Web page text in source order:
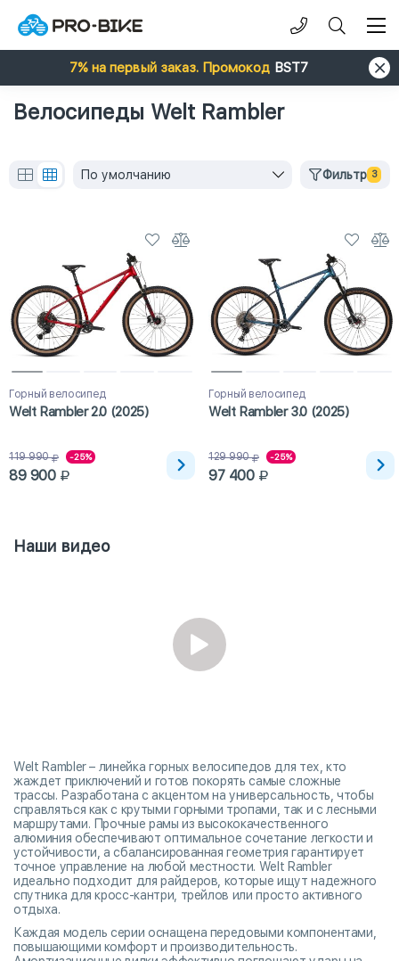
7% на первый заказ. Промокод BST7
Велосипеды Welt Rambler
По умолчанию Фильтр 3
Горный велосипед
Welt Rambler 2.0 (2025)
119 990 -25%
89 900
Горный велосипед
Welt Rambler 3.0 (2025)
129 990 -25%
97 400
Наши видео
Welt Rambler – линейка горных велосипедов для тех, кто
жаждет приключений и готов покорять самые сложные
трассы. Разработана с акцентом на универсальность, чтобы
справляться как с крутыми горными тропами, так и с лесными
маршрутами. Прочные рамы из высококачественного
алюминия обеспечивают оптимальное сочетание легкости и
устойчивости, а сбалансированная геометрия гарантирует
точное управление на любой местности. Welt Rambler
идеально подходит для райдеров, которые ищут надежного
спутника для кросс-кантри, трейлов или просто активного
отдыха.
Каждая модель серии оснащена передовыми компонентами,
повышающими комфорт и производительность.